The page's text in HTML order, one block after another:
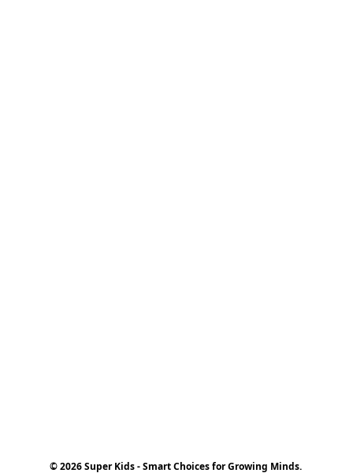
© 2026 Super Kids - Smart Choices for Growing Minds.